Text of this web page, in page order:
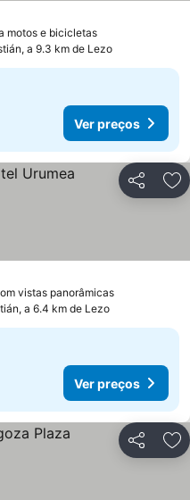
motos e bicicletas
a 9.3 km de Lezo
Ver preços
Partilhar
vistas panorâmicas
a 6.4 km de Lezo
Ver preços
Partilhar